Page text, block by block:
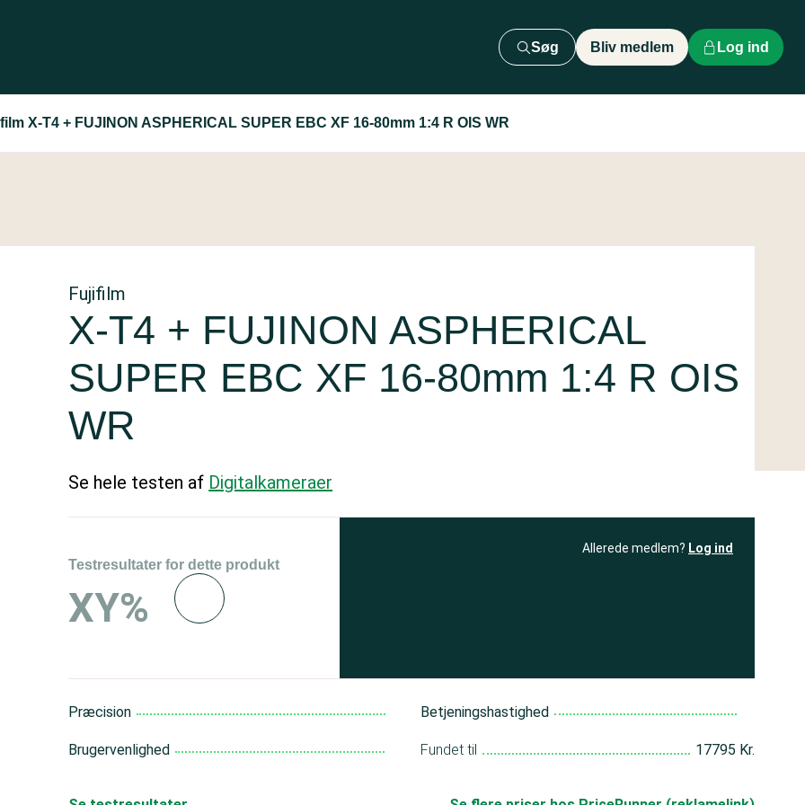
Søg Bliv medlem Log ind
X-T4 + FUJINON ASPHERICAL SUPER EBC XF 16-80mm 1:4 R OIS WR
Fujifilm
X-T4 + FUJINON ASPHERICAL
SUPER EBC XF 16-80mm 1:4 R OIS
WR
Se hele testen af Digitalkameraer
Testresultater for dette produkt
XY%
Allerede medlem? Log ind
Præcision
Brugervenlighed
Betjeningshastighed
Fundet til 17795 Kr.